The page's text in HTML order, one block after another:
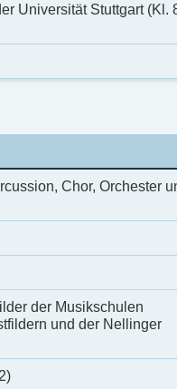
Universität Stuttgart (Kl.
Chor, Orchester
der Musikschulen
und der Nellinger